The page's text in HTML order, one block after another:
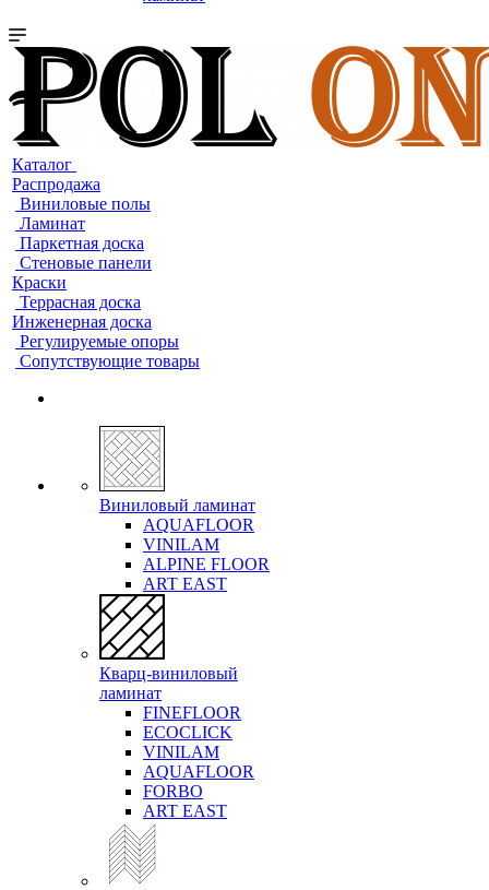
Каталог
Распродажа
Виниловые полы
Ламинат
Паркетная доска
Стеновые панели
Краски
Террасная доска
Инженерная доска
Регулируемые опоры
Сопутствующие товары
Виниловый ламинат
AQUAFLOOR
VINILAM
ALPINE FLOOR
ART EAST
Кварц-виниловый
ламинат
FINEFLOOR
ECOCLICK
VINILAM
AQUAFLOOR
FORBO
ART EAST